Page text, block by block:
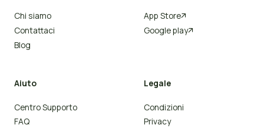
Chi siamo
Contattaci
Blog
App Store
Google play
Aiuto
Centro Supporto
FAQ
Legale
Condizioni
Privacy